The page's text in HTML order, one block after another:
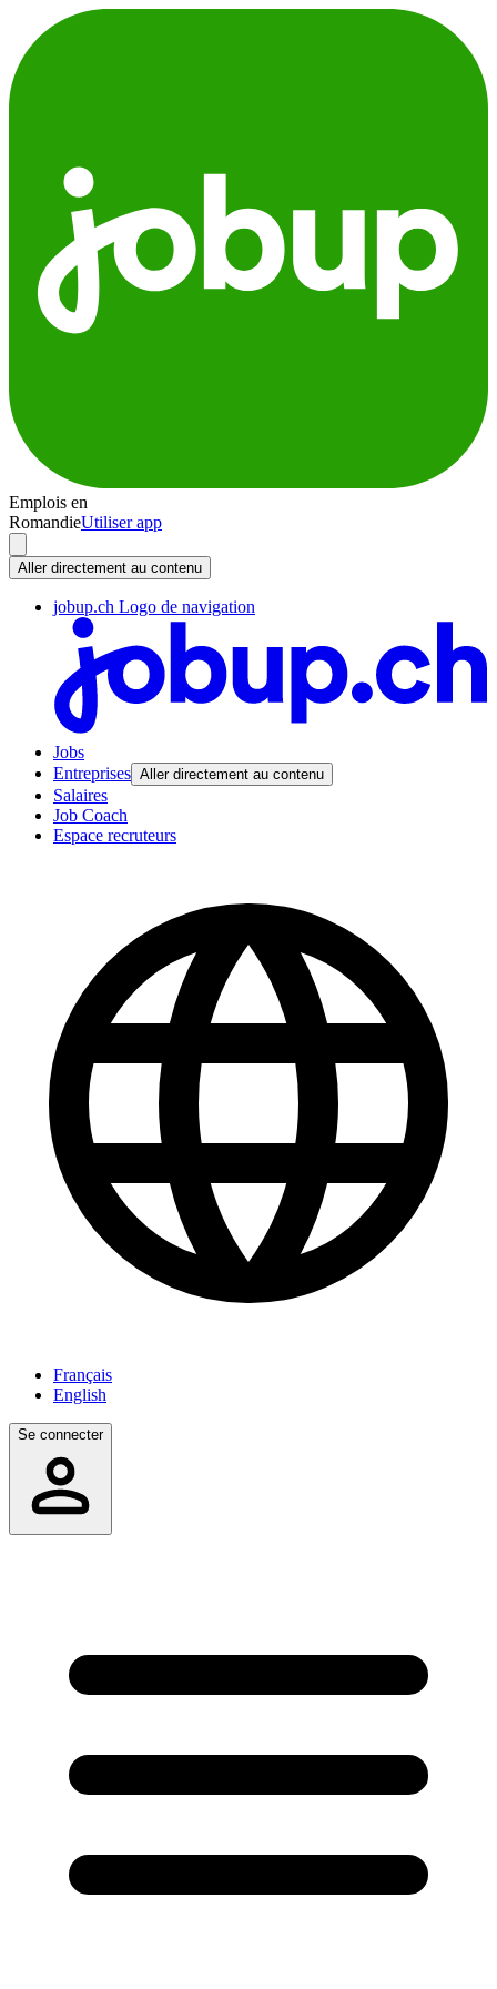
Emplois en
RomandieUtiliser app
Aller directement au contenu
jobup.ch Logo de navigation
Jobs
Entreprises Aller directement au contenu
Salaires
Job Coach
Espace recruteurs
Français
English
Se connecter